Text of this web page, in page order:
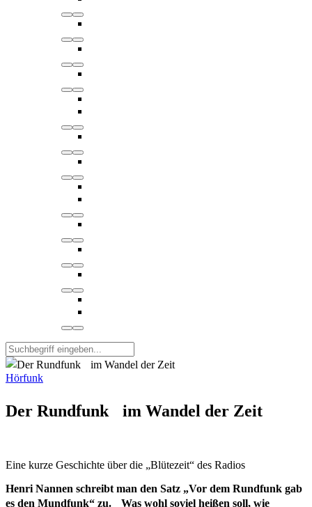
Hörfunk
Der Rundfunk im Wandel der Zeit
Eine kurze Geschichte über die „Blütezeit“ des Radios
Henri Nannen schreibt man den Satz „Vor dem Rundfunk gab
es den Mundfunk“ zu.
Was wohl soviel heißen soll, wie